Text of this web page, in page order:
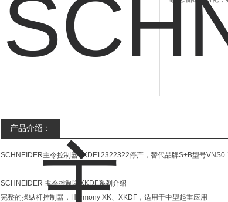
产品介绍：
SCHNEIDER主令控制器XKDF12322322停产，替代品牌S+B型号VNS0
SCHNEIDER 主令控制器XKDF系列介绍
完整的操纵杆控制器，Harmony XK、XKDF，适用于中型起重应用